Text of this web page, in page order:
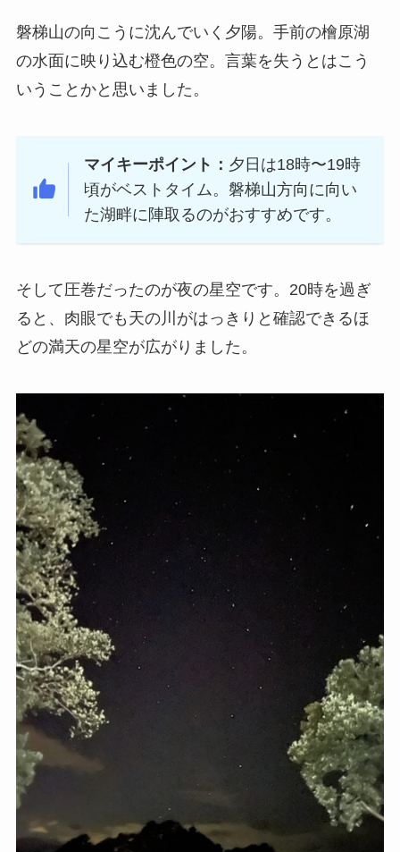
磐梯山の向こうに沈んでいく夕陽。手前の檜原湖
の水面に映り込む橙色の空。言葉を失うとはこう
いうことかと思いました。
マイキーポイント： 夕日は18時〜19時
頃がベストタイム。磐梯山方向に向い
た湖畔に陣取るのがおすすめです。
そして圧巻だったのが夜の星空です。20時を過ぎ
ると、肉眼でも天の川がはっきりと確認できるほ
どの満天の星空が広がりました。